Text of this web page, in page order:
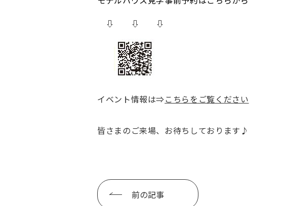
⇩ ⇩ ⇩
イベント情報は⇒こちらをご覧ください
皆さまのご来場、お待ちしております♪
前の記事